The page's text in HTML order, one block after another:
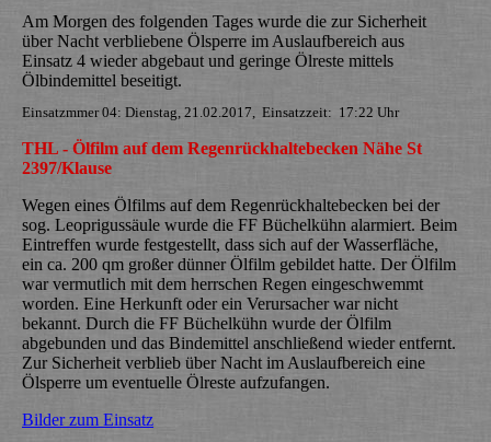
Am Morgen des folgenden Tages wurde die zur Sicherheit
über Nacht verbliebene Ölsperre im Auslaufbereich aus
Einsatz 4 wieder abgebaut und geringe Ölreste mittels
Ölbindemittel beseitigt.
Einsatzmmer 04: Dienstag, 21.02.2017, Einsatzzeit: 17:22 Uhr
THL - Ölfilm auf dem Regenrückhaltebecken Nähe St
2397/Klause
Wegen eines Ölfilms auf dem Regenrückhaltebecken bei der
sog. Leoprigussäule wurde die FF Büchelkühn alarmiert. Beim
Eintreffen wurde festgestellt, dass sich auf der Wasserfläche,
ein ca. 200 qm großer dünner Ölfilm gebildet hatte. Der Ölfilm
war vermutlich mit dem herrschen Regen eingeschwemmt
worden. Eine Herkunft oder ein Verursacher war nicht
bekannt. Durch die FF Büchelkühn wurde der Ölfilm
abgebunden und das Bindemittel anschließend wieder entfernt.
Zur Sicherheit verblieb über Nacht im Auslaufbereich eine
Ölsperre um eventuelle Ölreste aufzufangen.
Bilder zum Einsatz